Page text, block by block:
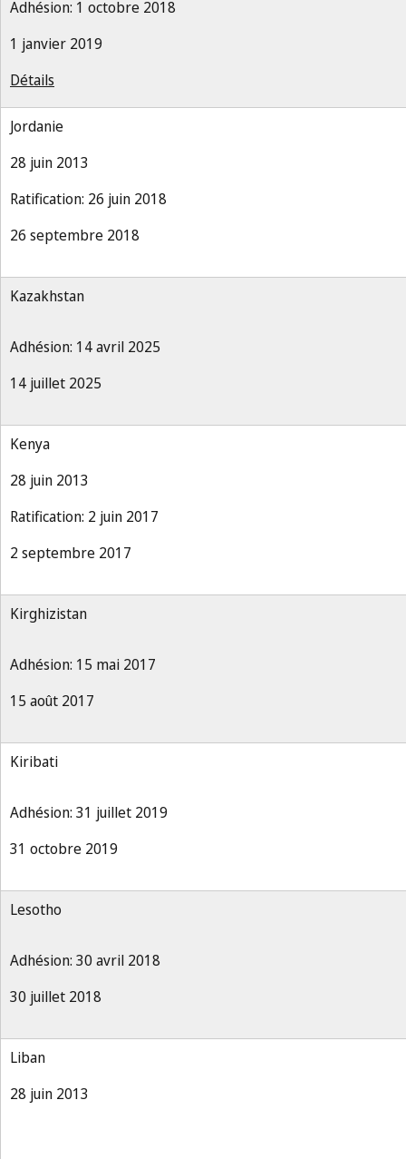
Adhésion: 1 octobre 2018
1 janvier 2019
Détails
Jordanie
28 juin 2013
Ratification: 26 juin 2018
26 septembre 2018
Kazakhstan
Adhésion: 14 avril 2025
14 juillet 2025
Kenya
28 juin 2013
Ratification: 2 juin 2017
2 septembre 2017
Kirghizistan
Adhésion: 15 mai 2017
15 août 2017
Kiribati
Adhésion: 31 juillet 2019
31 octobre 2019
Lesotho
Adhésion: 30 avril 2018
30 juillet 2018
Liban
28 juin 2013